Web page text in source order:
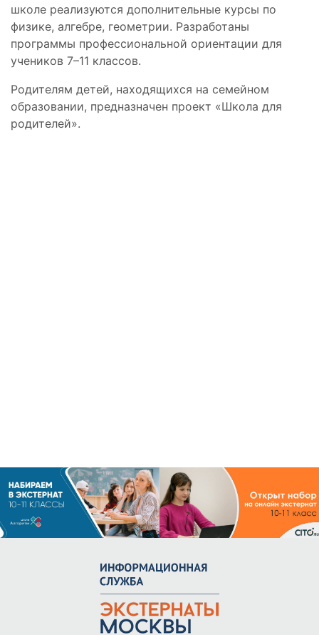
школе реализуются дополнительные курсы по
физике, алгебре, геометрии. Разработаны
программы профессиональной ориентации для
учеников 7–11 классов.
Родителям детей, находящихся на семейном
образовании, предназначен проект «Школа для
родителей».